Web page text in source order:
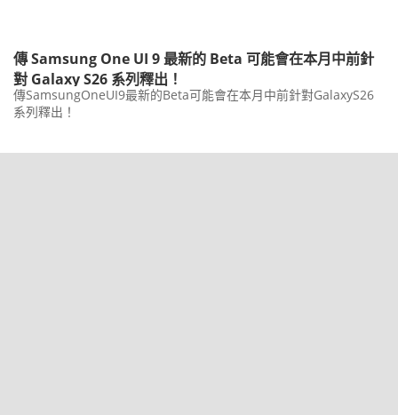
傳 Samsung One UI 9 最新的 Beta 可能會在本月中前針
對 Galaxy S26 系列釋出！
傳SamsungOneUI9最新的Beta可能會在本月中前針對GalaxyS26
系列釋出！